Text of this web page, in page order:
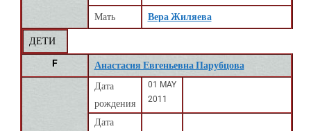
Мать Вера Жиляева
ДЕТИ
F
Анастасия Евгеньевна Парубцова
Дата
рождения
01 MAY
2011
Дата